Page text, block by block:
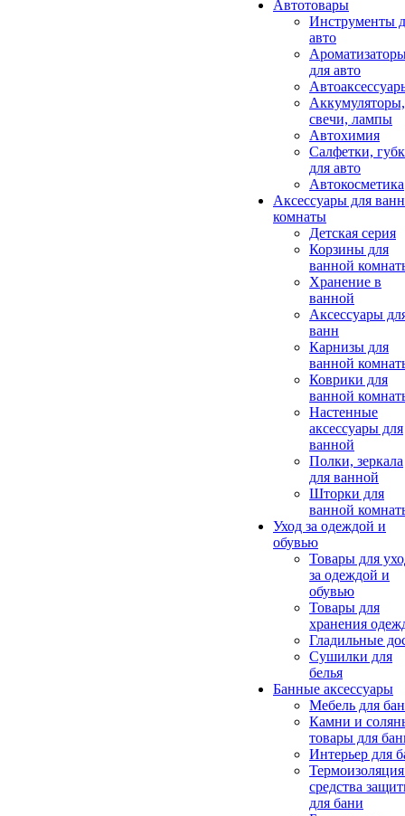
Автотовары
Инструменты
авто
для авто
Аккумуляторы,
свечи, лампы
Автохимия
Салфетки,
для авто
Автокосметика
Аксессуары для
комнаты
Детская серия
Корзины для
ванной
Хранение в
ванной
Аксессуары
ванн
Карнизы для
ванной
Коврики для
ванной
Настенные
аксессуары для
ванной
Полки, зеркала
для ванной
Шторки для
ванной
Уход за одеждой и
обувью
Товары для
за одеждой и
обувью
Товары для
хранения
Гладильные
Сушилки для
белья
Банные аксессуары
Мебель для
Камни и
товары для
Интерьер для
средства
для бани